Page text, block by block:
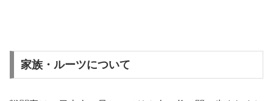
家族・ルーツについて